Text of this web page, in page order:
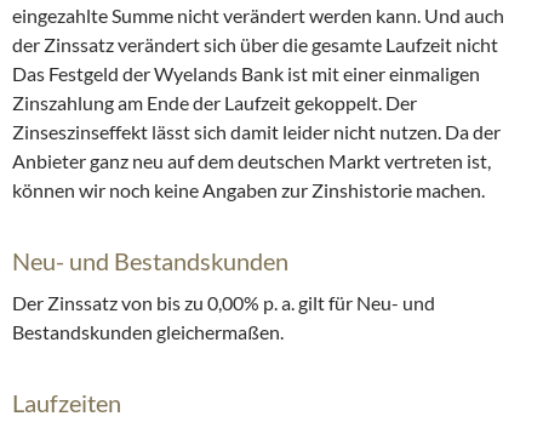
eingezahlte Summe nicht verändert werden kann. Und auch
der Zinssatz verändert sich über die gesamte Laufzeit nicht
Das Festgeld der Wyelands Bank ist mit einer einmaligen
Zinszahlung am Ende der Laufzeit gekoppelt. Der
Zinseszinseffekt lässt sich damit leider nicht nutzen. Da der
Anbieter ganz neu auf dem deutschen Markt vertreten ist,
können wir noch keine Angaben zur Zinshistorie machen.
Neu- und Bestandskunden
Der Zinssatz von bis zu 0,00% p. a. gilt für Neu- und
Bestandskunden gleichermaßen.
Laufzeiten